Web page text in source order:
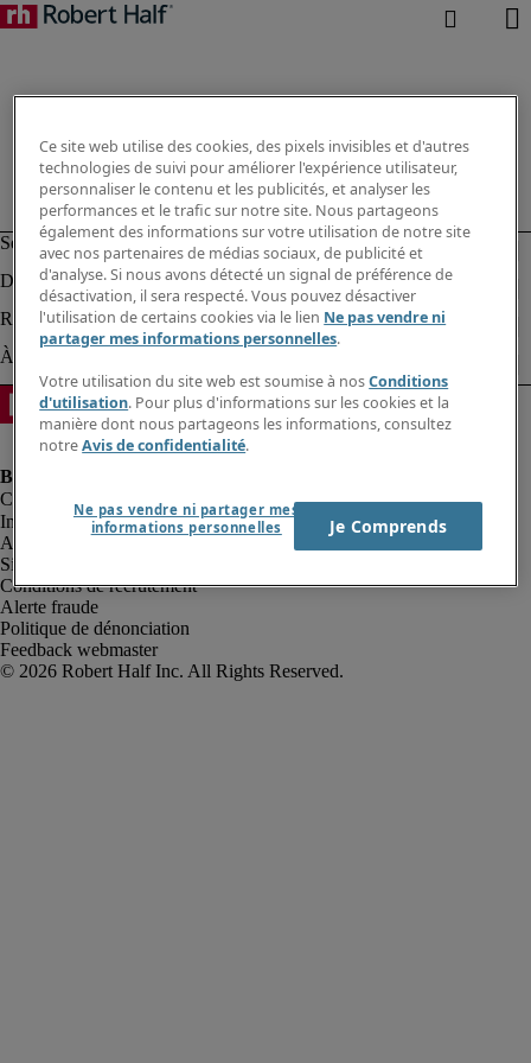
Informations sur la société
Avis de confidentialité
Site web et cookies
Conditions de recrutement
Alerte fraude
Politique de dénonciation
Feedback webmaster
Ce site web utilise des cookies, des pixels invisibles et d'autres
technologies de suivi pour améliorer l'expérience utilisateur,
personnaliser le contenu et les publicités, et analyser les
performances et le trafic sur notre site. Nous partageons
également des informations sur votre utilisation de notre site
avec nos partenaires de médias sociaux, de publicité et
d'analyse. Si nous avons détecté un signal de préférence de
désactivation, il sera respecté. Vous pouvez désactiver
l'utilisation de certains cookies via le lien Ne pas vendre ni
partager mes informations personnelles.
Votre utilisation du site web est soumise à nosConditions
d'utilisation. Pour plus d'informations sur les cookies et la
manière dont nous partageons les informations, consultez
notreAvis de confidentialité.
Ne pas vendre ni partager mes
informations personnelles
Je Comprends